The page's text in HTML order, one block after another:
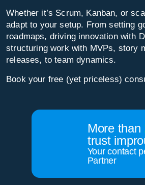
Whether it’s Scrum, Kanban, or
adapt to your setup. From setting
roadmaps, driving innovation with
structuring work with MVPs, story
releases, to team dynamics.
Book your free (yet priceless)
More than
trust
Your contact
Partner